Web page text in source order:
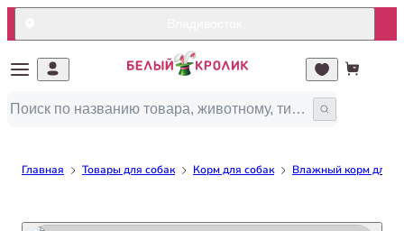
Главная Товары для собак Корм для собак Влажный корм для